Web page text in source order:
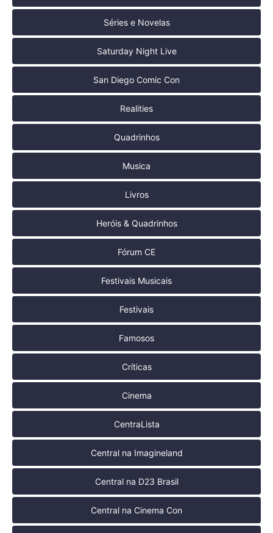
Séries e Novelas
Saturday Night Live
San Diego Comic Con
Realities
Quadrinhos
Musica
Livros
Heróis & Quadrinhos
Fórum CE
Festivais Musicais
Festivais
Famosos
Críticas
Cinema
CentraLista
Central na Imagineland
Central na D23 Brasil
Central na Cinema Con